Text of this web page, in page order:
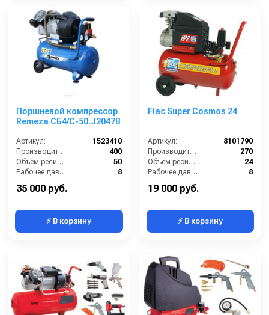
Поршневой компрессор
Remeza СБ4/С-50.J2047B
Артикул:
1523410
Производительность (л/мин):
400
Объём ресивера (л):
50
Рабочее давление (бар):
8
Мощность (кВт):
35 000 руб.
⚡ В корзину
Fiac Super Cosmos 24
Артикул:
8101790
Производительность (л/мин):
270
Объём ресивера (л):
24
Рабочее давление (бар):
8
Мощность (кВт):
19 000 руб.
⚡ В корзину